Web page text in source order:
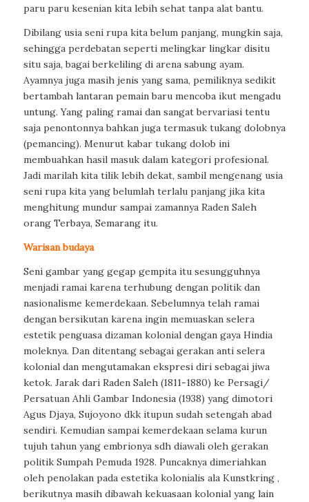
paru paru kesenian kita lebih sehat tanpa alat bantu.
Dibilang usia seni rupa kita belum panjang, mungkin saja,
sehingga perdebatan seperti melingkar lingkar disitu
situ saja, bagai berkeliling di arena sabung ayam.
Ayamnya juga masih jenis yang sama, pemiliknya sedikit
bertambah lantaran pemain baru mencoba ikut mengadu
untung. Yang paling ramai dan sangat bervariasi tentu
saja penontonnya bahkan juga termasuk tukang dolobnya
(pemancing). Menurut kabar tukang dolob ini
membuahkan hasil masuk dalam kategori profesional.
Jadi marilah kita tilik lebih dekat, sambil mengenang usia
seni rupa kita yang belumlah terlalu panjang jika kita
menghitung mundur sampai zamannya Raden Saleh
orang Terbaya, Semarang itu.
Warisan budaya
Seni gambar yang gegap gempita itu sesungguhnya
menjadi ramai karena terhubung dengan politik dan
nasionalisme kemerdekaan. Sebelumnya telah ramai
dengan bersikutan karena ingin memuaskan selera
estetik penguasa dizaman kolonial dengan gaya Hindia
moleknya. Dan ditentang sebagai gerakan anti selera
kolonial dan mengutamakan ekspresi diri sebagai jiwa
ketok. Jarak dari Raden Saleh (1811-1880) ke Persagi/
Persatuan Ahli Gambar Indonesia (1938) yang dimotori
Agus Djaya, Sujoyono dkk itupun sudah setengah abad
sendiri. Kemudian sampai kemerdekaan selama kurun
tujuh tahun yang embrionya sdh diawali oleh gerakan
politik Sumpah Pemuda 1928. Puncaknya dimeriahkan
oleh penolakan pada estetika kolonialis ala Kunstkring ,
berikutnya masih dibawah kekuasaan kolonial yang lain